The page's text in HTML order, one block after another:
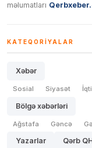
məlumatları
KATEQORIYALAR
Xəbər
Sosial Siyasət
Bölgə xəbərləri
Ağstafa Gəncə
Yazarlar Qərb